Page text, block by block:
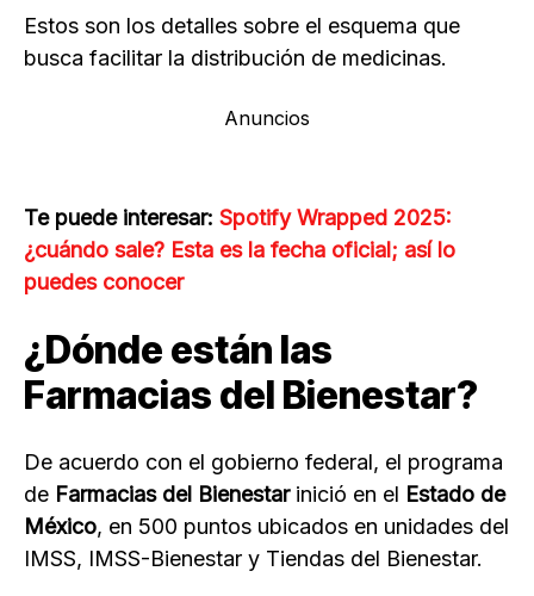
Estos son los detalles sobre el esquema que
busca facilitar la distribución de medicinas.
Anuncios
Te puede interesar: Spotify Wrapped 2025:
¿cuándo sale? Esta es la fecha oficial; así lo
puedes conocer
¿Dónde están las
Farmacias del Bienestar?
De acuerdo con el gobierno federal, el programa
de Farmacias del Bienestarinició en el Estado de
México, en 500 puntos ubicados en unidades del
IMSS, IMSS-Bienestar y Tiendas del Bienestar.